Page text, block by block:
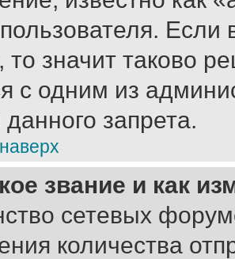
то значит таково
с одним из
запрета.
звание и как
сетевых
количества